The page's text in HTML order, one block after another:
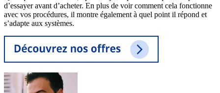
d’essayer avant d’acheter. En plus de voir comment cela fonctionne
avec vos procédures, il montre également à quel point il répond et
s’adapte aux systèmes.